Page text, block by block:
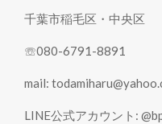
千葉市稲毛区・中央区
☏080-6791-8891
mail:
LINE公式アカウント: